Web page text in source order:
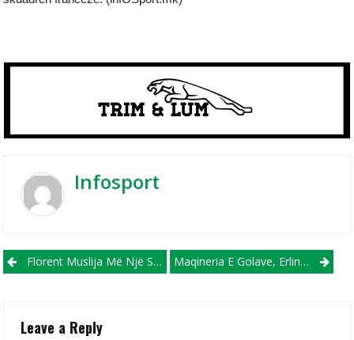
Infosport
Post navigation
Florent Muslija Më Një Supergol Ia Siguroi Fitoren E Fortuna Dusseldorfit (VIDEO) Maqineria E Golave, Erling Haaland, Tejkalon Kristiano Ronaldon Në Premierligë
Leave a Reply